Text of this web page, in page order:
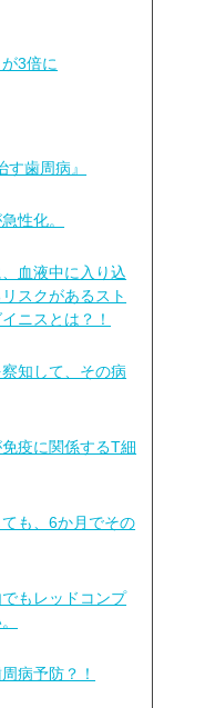
3倍に
歯周病』
性化。
血液中に入り込
スクがあるスト
ニスとは？！
知して、その病
疫に関係するT細
も、6か月でその
もレッドコンプ
病予防？！